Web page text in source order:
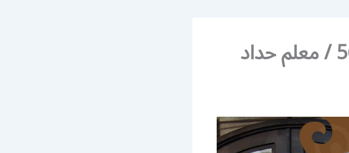
رقم حداد أبواب بنيدر / 56585569 / معلم حداد